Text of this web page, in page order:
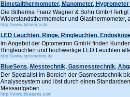
Bimetallthermometer, Manometer,
Die Bitherma Franz Wagner & Sohn GmbH
Widerstandsthermometer und Glasthermometer,
http://www.bitherma.de
LED Leuchten, Ringe, Ringleuchten,
Im Angebot der Optometron GmbH finden
Ringleuchten und hochwertige LED Leuchten
http://www.optometron.de
BlueSens, Messtechnik, Gasmesstechnik,
Der Spezialist im Bereich der Gasmesstechnik
Analysesystem und löst durch einen
Messaufgaben.
http://www.bluesens.com